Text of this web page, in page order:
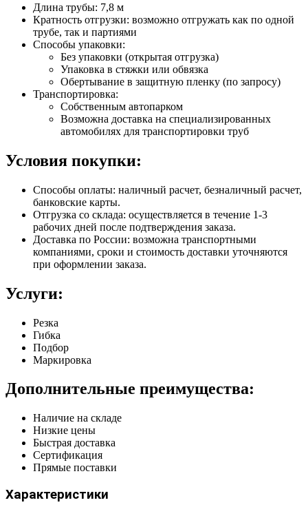
Длина трубы: 7,8 м
Кратность отгрузки: возможно отгружать как по одной
трубе, так и партиями
Способы упаковки:
Без упаковки (открытая отгрузка)
Упаковка в стяжки или обвязка
Обертывание в защитную пленку (по запросу)
Транспортировка:
Собственным автопарком
Возможна доставка на специализированных
автомобилях для транспортировки труб
Условия покупки:
Способы оплаты: наличный расчет, безналичный расчет,
банковские карты.
Отгрузка со склада: осуществляется в течение 1-3
рабочих дней после подтверждения заказа.
Доставка по России: возможна транспортными
компаниями, сроки и стоимость доставки уточняются
при оформлении заказа.
Услуги:
Резка
Гибка
Подбор
Маркировка
Дополнительные преимущества:
Наличие на складе
Низкие цены
Быстрая доставка
Сертификация
Прямые поставки
Характеристики